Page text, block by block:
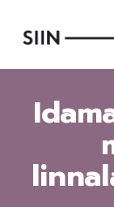
edasi
põhisisu